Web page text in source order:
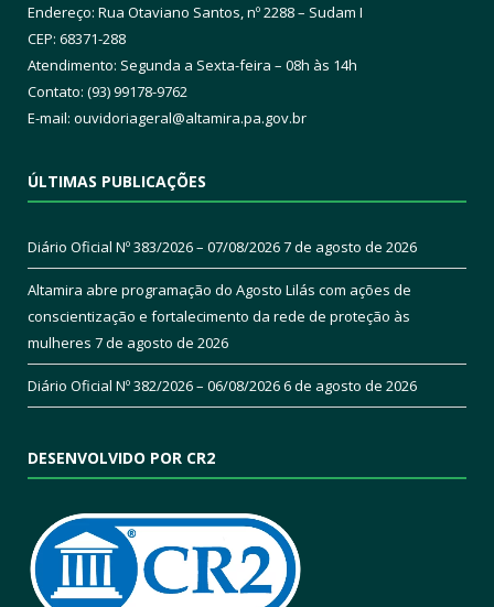
Endereço: Rua Otaviano Santos, nº 2288 – Sudam I
CEP: 68371-288
Atendimento: Segunda a Sexta-feira – 08h às 14h
Contato: (93) 99178-9762
E-mail: ouvidoriageral@altamira.pa.gov.br
ÚLTIMAS PUBLICAÇÕES
Diário Oficial Nº 383/2026 – 07/08/20267 de agosto de 2026
Altamira abre programação do Agosto Lilás com ações de
conscientização e fortalecimento da rede de proteção às
mulheres 7 de agosto de 2026
Diário Oficial Nº 382/2026 – 06/08/20266 de agosto de 2026
DESENVOLVIDO POR CR2